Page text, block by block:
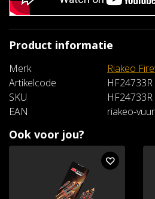
Product informatie
Merk
Riakeo
Artikelcode
HF24733R
SKU
HF24733R
EAN
riakeo-
Ook voor jou?